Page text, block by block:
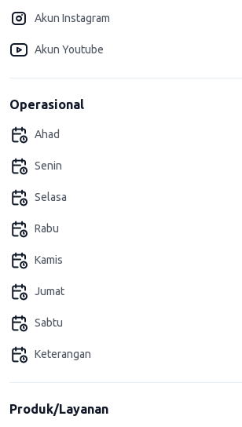
Akun Instagram
Akun Youtube
Operasional
Ahad
Senin
Selasa
Rabu
Kamis
Jumat
Sabtu
Keterangan
Produk/Layanan